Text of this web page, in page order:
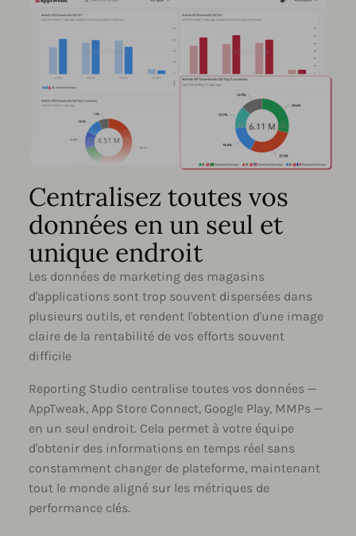
Centralisez toutes vos
données en un seul et
unique endroit
Les données de marketing des magasins
d'applications sont trop souvent dispersées dans
plusieurs outils, et rendent l'obtention d'une image
claire de la rentabilité de vos efforts souvent
difficile
Reporting Studio centralise toutes vos données —
AppTweak, App Store Connect, Google Play, MMPs —
en un seul endroit. Cela permet à votre équipe
d'obtenir des informations en temps réel sans
constamment changer de plateforme, maintenant
tout le monde aligné sur les métriques de
performance clés.